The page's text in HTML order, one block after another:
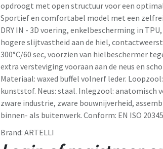
opdroogt met open structuur voor een
Sportief en comfortabel model met een
DRY IN - 3D voering, enkelbescherming in
hogere slijtvastheid aan de hiel,
300°C/60 sec, voorzien van hielbeschermer
extra versteviging vooraan aan de neus en
Materiaal: waxed buffel volnerf leder.
kunststof. Neus: staal. Inlegzool: anatomisch
zware industrie, zware bouwnijverheid,
binnen- als buitenwerk. Conform: EN ISO
Brand: ARTELLI